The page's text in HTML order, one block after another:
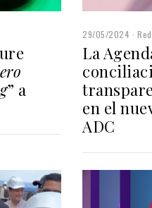
” a
29/05/2024
La
en el
ADC